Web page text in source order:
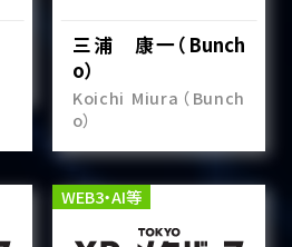
三浦 康一（Bunch
o）
Koichi Miura（Bunch
o）
WEB3・AI等